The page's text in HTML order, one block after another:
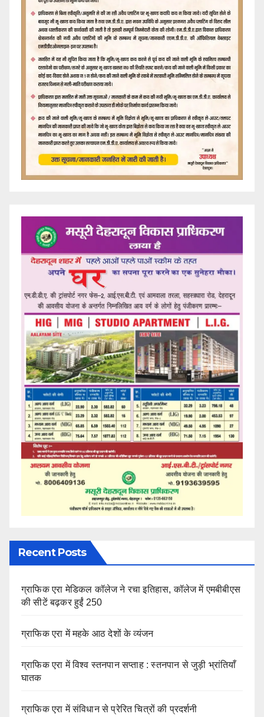
Recent Posts
ग्राफिक एरा मेडिकल कॉलेज ने रचा इतिहास, कॉलेज में एमबीबीएस
की सीटें बढ़कर हुईं 250
ग्राफिक एरा में महके आठ देशों के व्यंजन
ग्राफिक एरा में विश्व स्तनपान सप्ताह : स्तनपान से जुड़ी भ्रांतियाँ
घातक
ग्राफिक एरा में संविधान से प्रेरित चित्रों की प्रदर्शनी